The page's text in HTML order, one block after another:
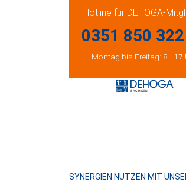
Hotline für DEHOGA-
0351 850
Montag bis Freitag: 8 - 17
SYNERGIEN NUTZEN MIT